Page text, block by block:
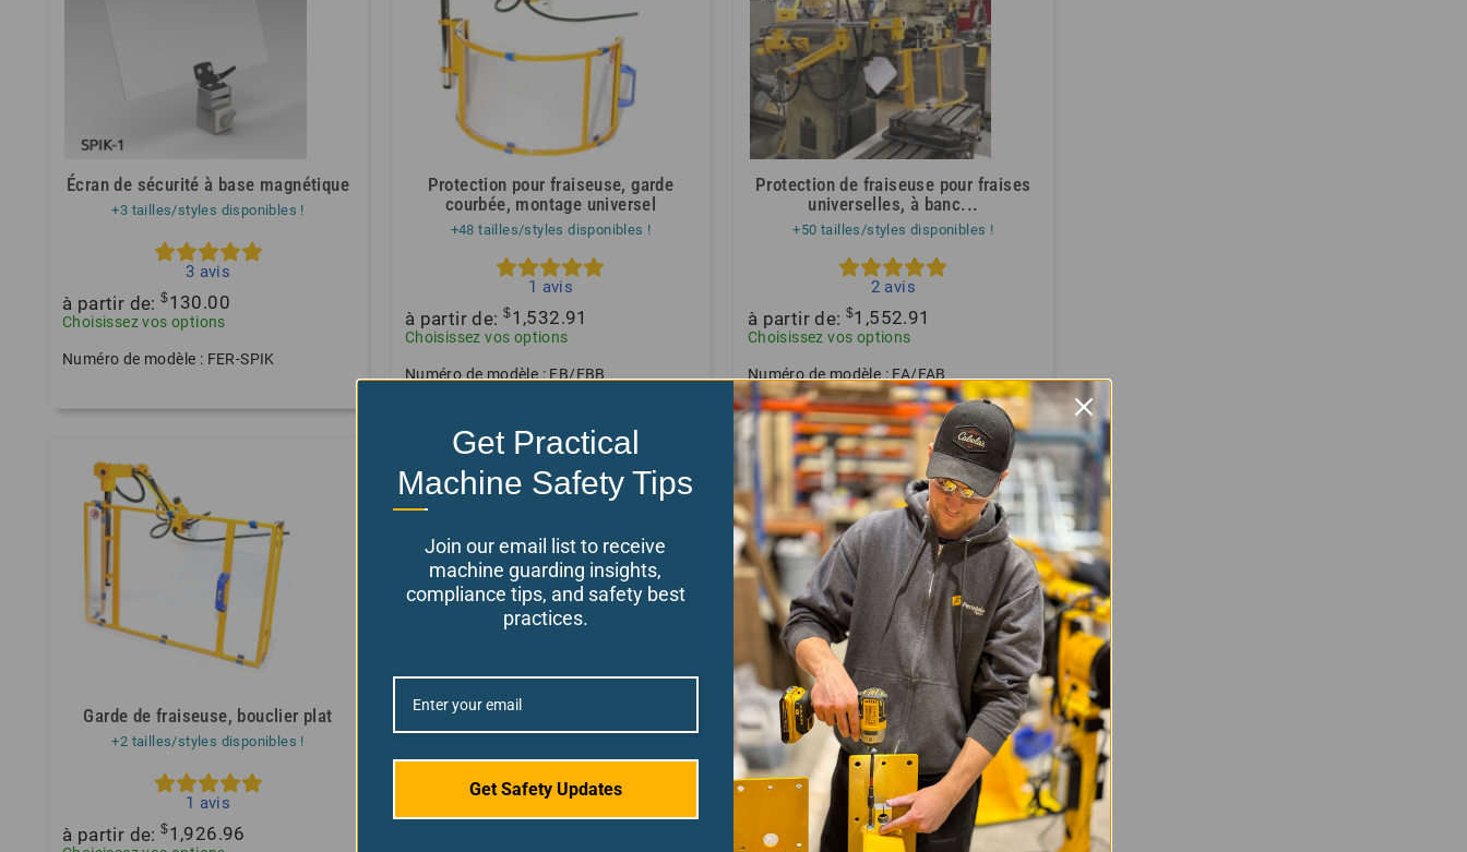
Écran de sécurité à base magnétique
+3 tailles/styles disponibles !
3 avis
à partir de:$130.00
Choisissez vos options
Numéro de modèle : FER-SPIK
Protection pour fraiseuse, garde
courbée, montage universel
+48 tailles/styles disponibles !
1 avis
à partir de:$1,532.91
Choisissez vos options
Numéro de modèle : FB/FBB
Protection de fraiseuse pour fraises
universelles, à banc...
+50 tailles/styles disponibles !
2avis
à partir de: $1,552.91
Choisissez vos options
Numéro de modèle : FA/FAB
Garde de fraiseuse, bouclier plat
+2 tailles/styles disponibles !
1 avis
à partir de:$1,926.96
Get Practical
Machine Safety Tips
Join our email list to receive
machine guarding insights,
compliance tips, and safety best
practices.
Get Safety Updates